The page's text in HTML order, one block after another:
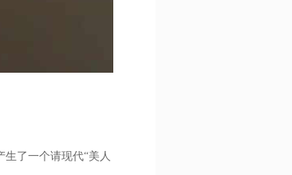
了一个请现代“美人